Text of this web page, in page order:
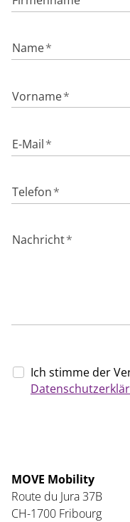
Name*
Vorname*
E-Mail*
Telefon*
Nachricht*
Ich stimme der
MOVE Mobility
Route du Jura 37B
CH-1700 Fribourg